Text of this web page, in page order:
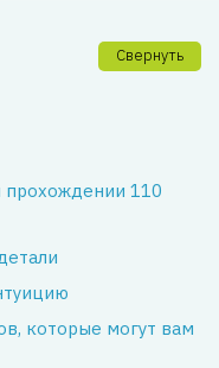
Свернуть
прохождении 110
которые могут вам